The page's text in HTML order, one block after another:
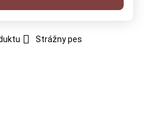
Strážny pes